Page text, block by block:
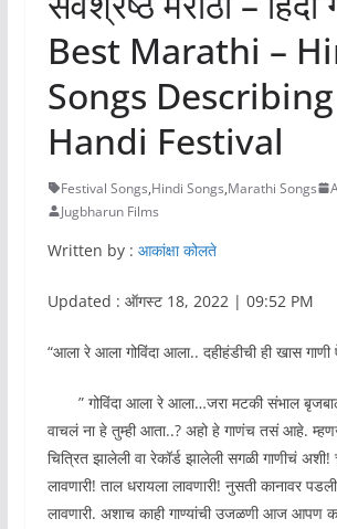
Best Marathi –
Songs
Handi Festival
Festival Songs,Hindi Songs,Marathi Songs
Jugbharun Films
Written by : आकांक्षा कोलते
Updated : ऑगस्ट 18, 2022 | 09:52 PM
“आला रे आला गोविंदा आला.. दहीहंडीची ही खास
” गोविंदा आला रे आला…जरा मटकी संभाल
वाचलं ना हे तुम्ही आता..? अहो हे गाणंच तसं आहे.
चित्रित झालेली वा रेकॉर्ड झालेली सगळी गाणीचं अशी!
लावणारी! ताल धरायला लावणारी! नुसती कानावर
लावणारी. अशाच काही गाण्यांची उजळणी आज आपण